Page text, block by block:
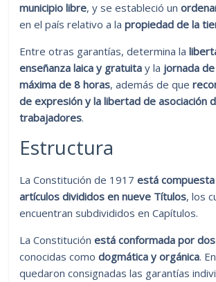
municipio libre, y se estableció un
en el país relativo a lapropiedad de la
Entre otras garantías, determina la
enseñanza laica y gratuita y la jornada
máxima de 8 horas, además de que
de expresión y la libertad de asociación
trabajadores.
Estructura
La Constitución de 1917está
artículos divididos en nueve Títulos, los
encuentran subdivididos en Capítulos.
La Constituciónestá conformada por
conocidas comodogmática y orgánica.
quedaron consignadas las garantías